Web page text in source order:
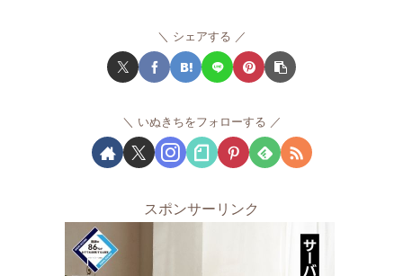
シェアする
いぬきちをフォローする
スポンサーリンク